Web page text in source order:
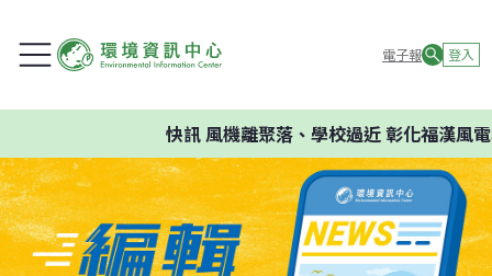
電子報 登入
快訊風機離聚落、學校過近 彰化福漢風電